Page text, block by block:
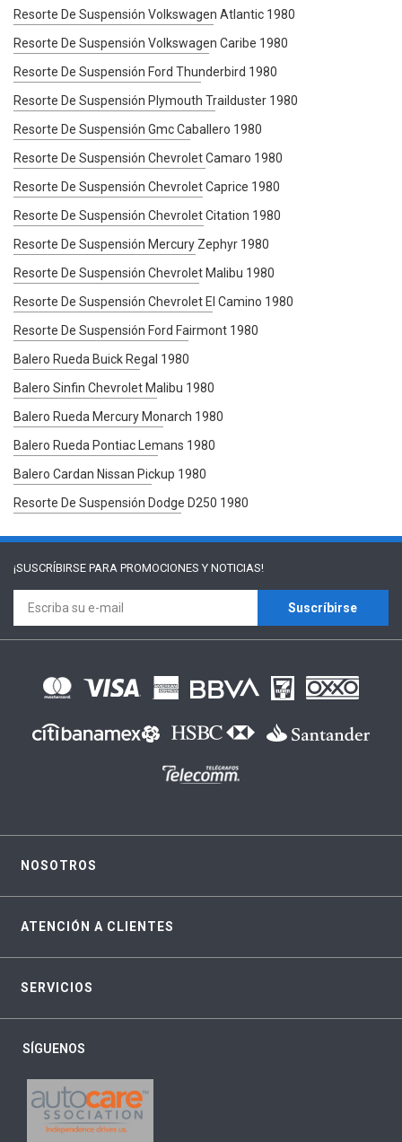
Resorte De Suspensión Volkswagen Atlantic 1980
Resorte De Suspensión Volkswagen Caribe 1980
Resorte De Suspensión Ford Thunderbird 1980
Resorte De Suspensión Plymouth Trailduster 1980
Resorte De Suspensión Gmc Caballero 1980
Resorte De Suspensión Chevrolet Camaro 1980
Resorte De Suspensión Chevrolet Caprice 1980
Resorte De Suspensión Chevrolet Citation 1980
Resorte De Suspensión Mercury Zephyr 1980
Resorte De Suspensión Chevrolet Malibu 1980
Resorte De Suspensión Chevrolet El Camino 1980
Resorte De Suspensión Ford Fairmont 1980
Balero Rueda Buick Regal 1980
Balero Sinfin Chevrolet Malibu 1980
Balero Rueda Mercury Monarch 1980
Balero Rueda Pontiac Lemans 1980
Balero Cardan Nissan Pickup 1980
Resorte De Suspensión Dodge D250 1980
¡SUSCRÍBIRSE PARA PROMOCIONES Y NOTICIAS!
Suscríbirse
NOSOTROS
ATENCIÓN A CLIENTES
SERVICIOS
SÍGUENOS